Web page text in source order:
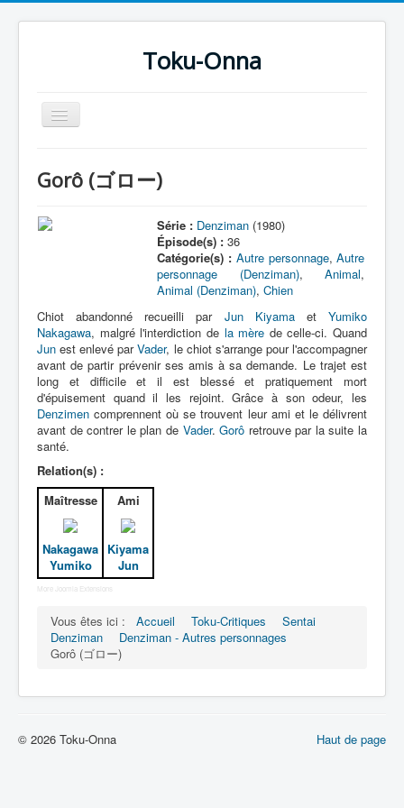
Toku-Onna
Basculer
la
Toku-Actrices
Toku-Critiques
COSAA
Dessins
Artiste Asperger
Lexique
Denshi sentai Denziman (電子 戦
隊 デンジマン) = Escadron
électronique Denziman
Série
Personnages
Mechas
Objets
Lieux
Références
Gorô (ゴロー)
Série : Denziman (1980)
Épisode(s) : 36
Catégorie(s) : Autre personnage,Autre
personnage (Denziman),Animal,
Animal (Denziman),Chien
Chiot abandonné recueilli par Jun KiyamaetYumiko
Nakagawa, malgré l'interdiction de la mère de celle-ci. Quand
Jun est enlevé parVader, le chiot s'arrange pour l'accompagner
avant de partir prévenir ses amis à sa demande. Le trajet est
long et difficile et il est blessé et pratiquement mort
d'épuisement quand il les rejoint. Grâce à son odeur, les
Denzimen comprennent où se trouvent leur ami et le délivrent
avant de contrer le plan de Vader.Gorô retrouve par la suite la
santé.
Relation(s) :
Maîtresse
Nakagawa
Yumiko
Ami
Kiyama
Jun
More Joomla Extensions
Vous êtes ici : Accueil Toku-Critiques
Sentai
Denziman
Denziman - Autres personnages
Gorô (ゴロー)
Haut de page
© 2026 Toku-Onna